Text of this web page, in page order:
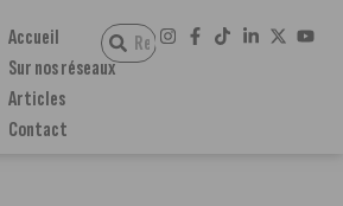
Accueil
Sur nos réseaux
Articles
Contact